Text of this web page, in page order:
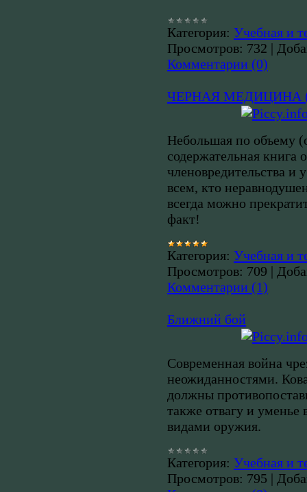
Категория: Учебная и
Просмотров: 732 |
Комментарии (0)
ЧЕРНАЯ МЕДИЦИНА
Небольшая по объему
содержательная книга
членовредительства и
всем, кто
всегда можно
факт!
Категория: Учебная и
Просмотров: 709 |
Комментарии (1)
Ближний бой
Современная война
неожиданностями.
должны
также отвагу и уменье
видами оружия.
Категория: Учебная и
Просмотров: 795 |